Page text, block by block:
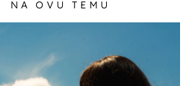
NA OVU TEMU